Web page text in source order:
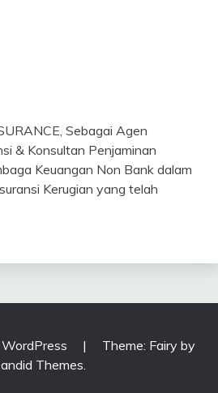
Sebagai Agen
& Konsultan Penjaminan
Keuangan Non Bank dalam
Kerugian yang telah
|
Theme: Fairy by
Themes.